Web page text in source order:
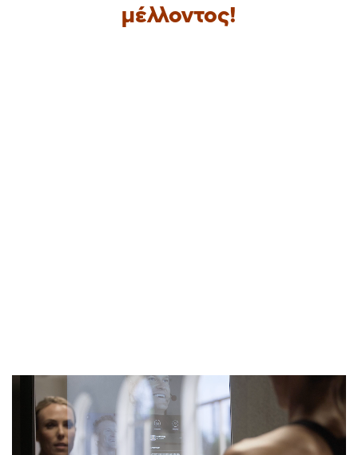
μέλλοντος!